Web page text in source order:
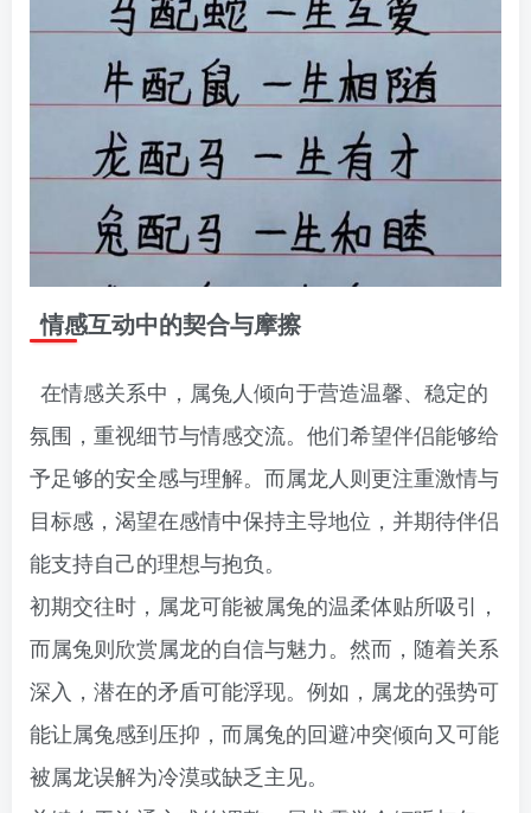
情感互动中的契合与摩擦
在情感关系中，属兔人倾向于营造温馨、稳定的
氛围，重视细节与情感交流。他们希望伴侣能够给
予足够的安全感与理解。而属龙人则更注重激情与
目标感，渴望在感情中保持主导地位，并期待伴侣
能支持自己的理想与抱负。
初期交往时，属龙可能被属兔的温柔体贴所吸引，
而属兔则欣赏属龙的自信与魅力。然而，随着关系
深入，潜在的矛盾可能浮现。例如，属龙的强势可
能让属兔感到压抑，而属兔的回避冲突倾向又可能
被属龙误解为冷漠或缺乏主见。